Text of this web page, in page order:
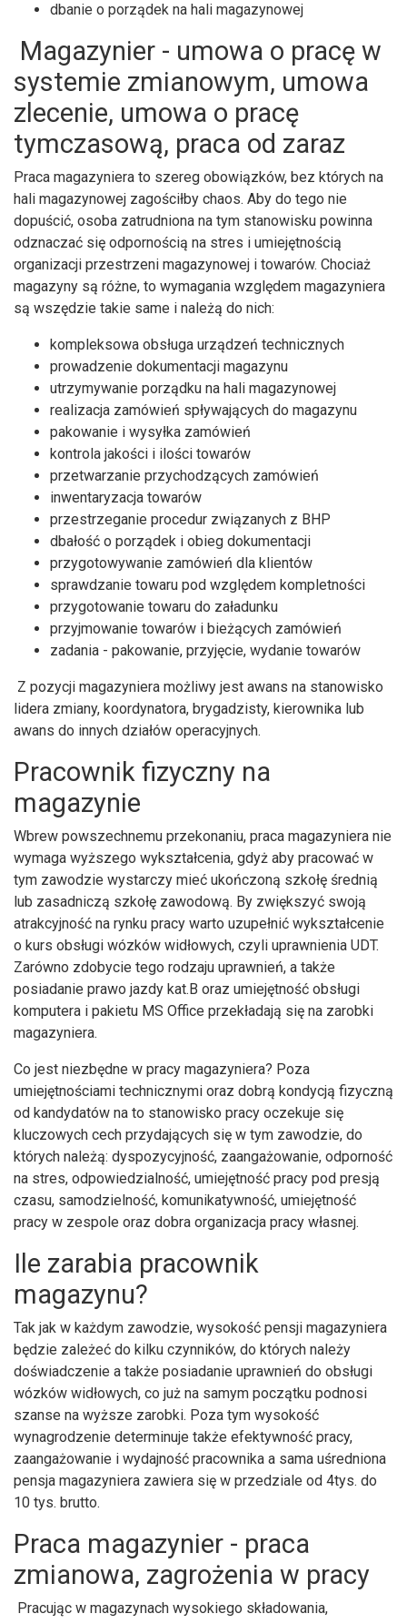
dbanie o porządek na hali magazynowej
Magazynier - umowa o pracę w
systemie zmianowym, umowa
zlecenie, umowa o pracę
tymczasową, praca od zaraz
Praca magazyniera to szereg obowiązków, bez których na
hali magazynowej zagościłby chaos. Aby do tego nie
dopuścić, osoba zatrudniona na tym stanowisku powinna
odznaczać się odpornością na stres i umiejętnością
organizacji przestrzeni magazynowej i towarów. Chociaż
magazyny są różne, to wymagania względem magazyniera
są wszędzie takie same i należą do nich:
kompleksowa obsługa urządzeń technicznych
prowadzenie dokumentacji magazynu
utrzymywanie porządku na hali magazynowej
realizacja zamówień spływających do magazynu
pakowanie i wysyłka zamówień
kontrola jakości i ilości towarów
przetwarzanie przychodzących zamówień
inwentaryzacja towarów
przestrzeganie procedur związanych z BHP
dbałość o porządek i obieg dokumentacji
przygotowywanie zamówień dla klientów
sprawdzanie towaru pod względem kompletności
przygotowanie towaru do załadunku
przyjmowanie towarów i bieżących zamówień
zadania - pakowanie, przyjęcie, wydanie towarów
Z pozycji magazyniera możliwy jest awans na stanowisko
lidera zmiany, koordynatora, brygadzisty, kierownika lub
awans do innych działów operacyjnych.
Pracownik fizyczny na
magazynie
Wbrew powszechnemu przekonaniu, praca magazyniera nie
wymaga wyższego wykształcenia, gdyż aby pracować w
tym zawodzie wystarczy mieć ukończoną szkołę średnią
lub zasadniczą szkołę zawodową. By zwiększyć swoją
atrakcyjność na rynku pracy warto uzupełnić wykształcenie
o kurs obsługi wózków widłowych, czyli uprawnienia UDT.
Zarówno zdobycie tego rodzaju uprawnień, a także
posiadanie prawo jazdy kat.B oraz umiejętność obsługi
komputera i pakietu MS Office przekładają się na zarobki
magazyniera.
Co jest niezbędne w pracy magazyniera? Poza
umiejętnościami technicznymi oraz dobrą kondycją fizyczną
od kandydatów na to stanowisko pracy oczekuje się
kluczowych cech przydających się w tym zawodzie, do
których należą: dyspozycyjność, zaangażowanie, odporność
na stres, odpowiedzialność, umiejętność pracy pod presją
czasu, samodzielność, komunikatywność, umiejętność
pracy w zespole oraz dobra organizacja pracy własnej.
Ile zarabia pracownik
magazynu?
Tak jak w każdym zawodzie, wysokość pensji magazyniera
będzie zależeć do kilku czynników, do których należy
doświadczenie a także posiadanie uprawnień do obsługi
wózków widłowych, co już na samym początku podnosi
szanse na wyższe zarobki. Poza tym wysokość
wynagrodzenie determinuje także efektywność pracy,
zaangażowanie i wydajność pracownika a sama uśredniona
pensja magazyniera zawiera się w przedziale od 4tys. do
10 tys. brutto.
Praca magazynier - praca
zmianowa, zagrożenia w pracy
Pracując w magazynach wysokiego składowania,